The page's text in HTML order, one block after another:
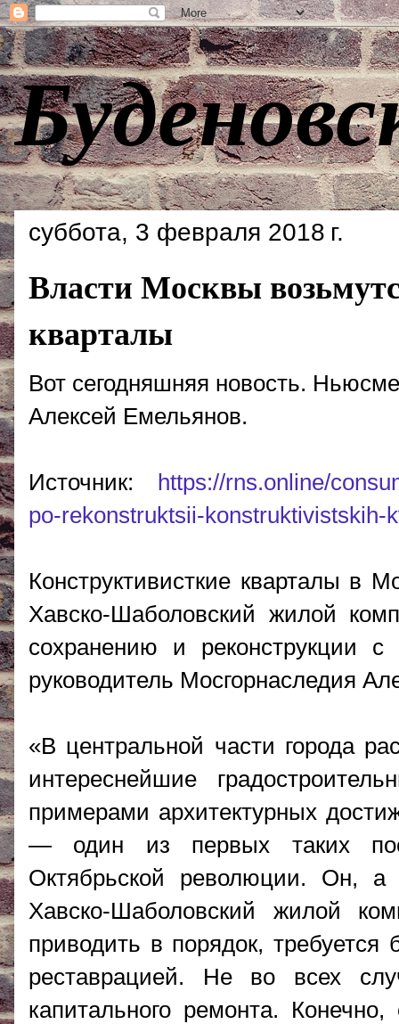
суббота, 3 февраля 2018 г.
Власти Москвы
кварталы
Вот сегодняшняя новость.
Алексей Емельянов.
Источник: https://rns.online/
po-rekonstruktsii-konstruktivistskih-
Конструктивисткие кварталы в
Хавско-Шаболовский жилой
сохранению и реконструкции
руководитель Мосгорнаследия
«В центральной части города
интереснейшие
примерами архитектурных
— один из первых таких
Октябрьской революции. Он,
Хавско-Шаболовский жилой
приводить в порядок,
реставрацией. Не во всех
капитального ремонта.